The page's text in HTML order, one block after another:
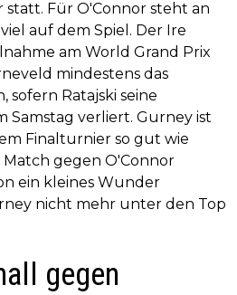
statt. Für O'Connor steht an
auf dem Spiel. Der Ire
am World Grand Prix
mindestens das
sofern Ratajski seine
Samstag verliert. Gurney ist
Finalturnier so gut wie
Match gegen O'Connor
ein kleines Wunder
nicht mehr unter den Top
gegen